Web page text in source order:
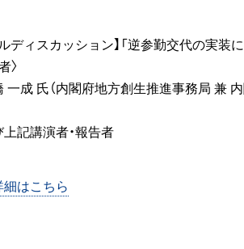
ディスカッション】「逆参勤交代の実装
〉
一成 氏（内閣府地方創生推進事務局 兼
記講演者・報告者
細はこちら